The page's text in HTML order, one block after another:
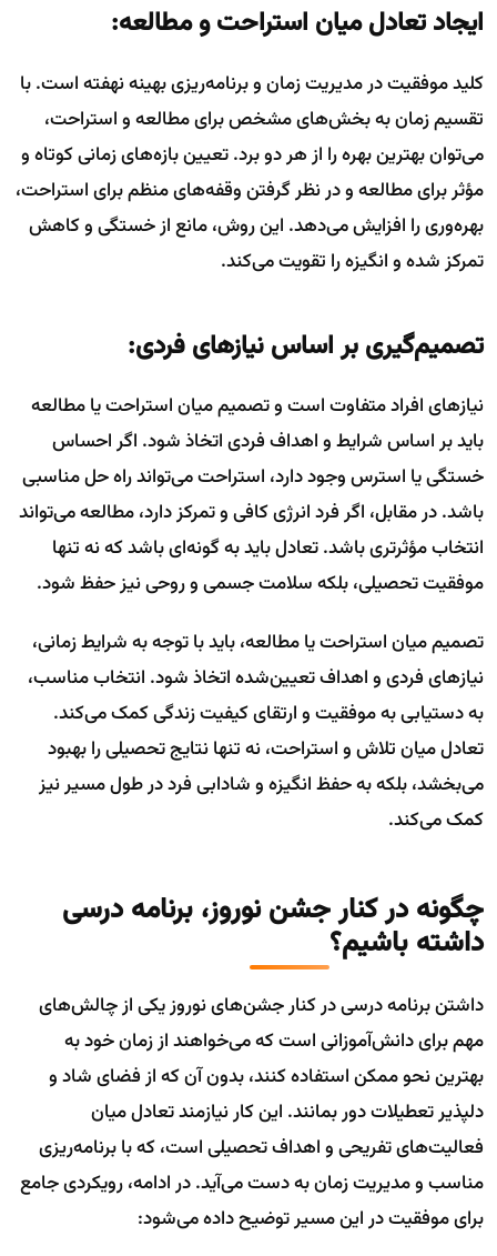
ایجاد تعادل میان استراحت و مطالعه:
کلید موفقیت در مدیریت زمان و برنامه‌ریزی بهینه نهفته است. با
تقسیم زمان به بخش‌های مشخص برای مطالعه و استراحت،
می‌توان بهترین بهره را از هر دو برد. تعیین بازه‌های زمانی کوتاه و
مؤثر برای مطالعه و در نظر گرفتن وقفه‌های منظم برای استراحت،
بهره‌وری را افزایش می‌دهد. این روش، مانع از خستگی و کاهش
تمرکز شده و انگیزه را تقویت می‌کند.
تصمیم‌گیری بر اساس نیازهای فردی:
نیازهای افراد متفاوت است و تصمیم میان استراحت یا مطالعه
باید بر اساس شرایط و اهداف فردی اتخاذ شود. اگر احساس
خستگی یا استرس وجود دارد، استراحت می‌تواند راه حل مناسبی
باشد. در مقابل، اگر فرد انرژی کافی و تمرکز دارد، مطالعه می‌تواند
انتخاب مؤثرتری باشد. تعادل باید به گونه‌ای باشد که نه تنها
موفقیت تحصیلی، بلکه سلامت جسمی و روحی نیز حفظ شود.
تصمیم میان استراحت یا مطالعه، باید با توجه به شرایط زمانی،
نیازهای فردی و اهداف تعیین‌شده اتخاذ شود. انتخاب مناسب،
به دستیابی به موفقیت و ارتقای کیفیت زندگی کمک می‌کند.
تعادل میان تلاش و استراحت، نه تنها نتایج تحصیلی را بهبود
می‌بخشد، بلکه به حفظ انگیزه و شادابی فرد در طول مسیر نیز
کمک می‌کند.
چگونه در کنار جشن نوروز، برنامه درسی
داشته باشیم؟
داشتن برنامه درسی در کنار جشن‌های نوروز یکی از چالش‌های
مهم برای دانش‌آموزانی است که می‌خواهند از زمان خود به
بهترین نحو ممکن استفاده کنند، بدون آن که از فضای شاد و
دلپذیر تعطیلات دور بمانند. این کار نیازمند تعادل میان
فعالیت‌های تفریحی و اهداف تحصیلی است، که با برنامه‌ریزی
مناسب و مدیریت زمان به دست می‌آید. در ادامه، رویکردی جامع
برای موفقیت در این مسیر توضیح داده می‌شود: